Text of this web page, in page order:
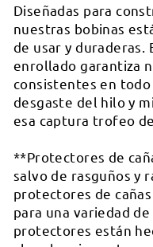
Diseñadas para
nuestras bobinas
de usar y duraderas.
enrollado garantiza
consistentes en
desgaste del hilo y
esa captura trofeo
**Protectores de
salvo de rasguños y
protectores de
para una variedad
protectores están